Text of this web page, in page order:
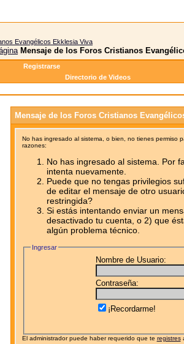
Evangélicos Ekklesia Viva
Mensaje de los Foros Cristianos
Registrarse
Directorio de Videos
Mensaje de los Foros Cristianos
No has ingresado al sistema, o bien, no tienes permiso
razones:
No has ingresado al sistema. Por
intenta nuevamente.
Puede que no tengas privilegios
de editar el mensaje de otro
restringida?
Si estás intentando enviar un
desactivado tu cuenta, o 2) que
algún problema técnico.
Ingresar
Nombre de Usuario:
Contraseña:
¡Recordarme!
El administrador puede haber requerido que te registres